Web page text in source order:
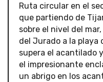
Ruta circular en el
que partiendo de
sobre el nivel del
del Jurado a la playa
supera el acantilado
el impresionante
un abrigo en los